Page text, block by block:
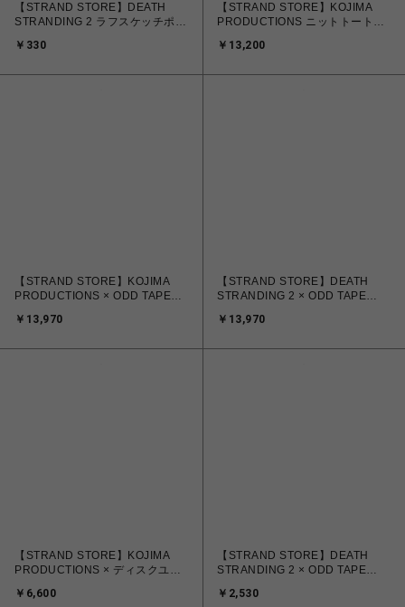
【STRAND STORE】DEATH
STRANDING 2 ラフスケッチポス
￥330
【STRAND STORE】KOJIMA
PRODUCTIONS ニットトートバ
￥13,200
【STRAND STORE】KOJIMA
PRODUCTIONS × ODD TAPE
PLAYER
￥13,970
【STRAND STORE】DEATH
STRANDING 2 × ODD TAPE
PLAYER
￥13,970
【STRAND STORE】KOJIMA
PRODUCTIONS × ディスクユニ
￥6,600
【STRAND STORE】DEATH
STRANDING 2 × ODD TAPE
CASSETTE / DHV マゼラン
￥2,530